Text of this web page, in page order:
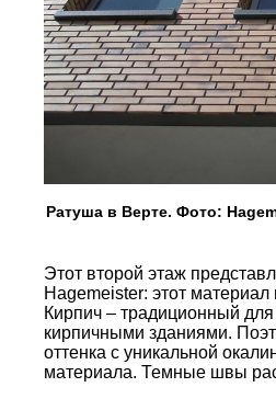
Ратуша в Верте. Фото:
Этот второй этаж
Hagemeister: этот
Кирпич – традиционный
кирпичными зданиями.
оттенка с уникальной
материала. Темные швы